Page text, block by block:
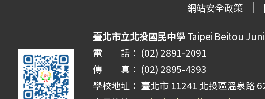
網站安全政策
臺北市立北投國民中學Taipei Beitou
電 話： (02) 2891-2091
傳 真： (02) 2895-4393
學校地址： 臺北市 11241 北投區溫泉路